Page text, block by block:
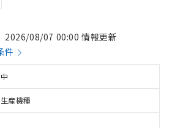
2026/08/07 00:00 情報更新
件
産機種